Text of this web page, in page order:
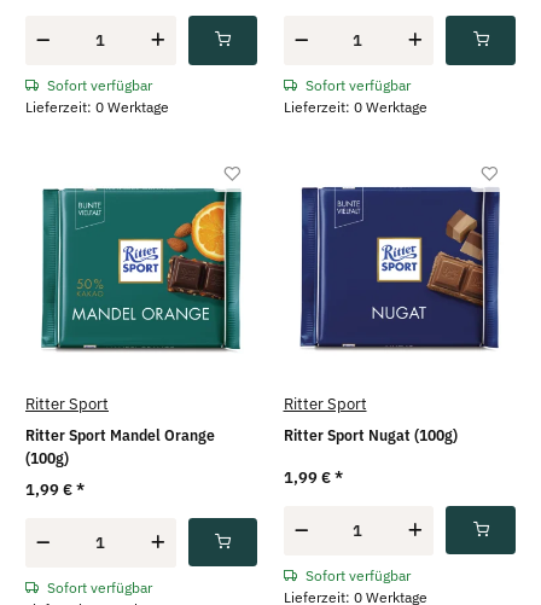
Sofort verfügbar
Lieferzeit: 0 Werktage
Sofort verfügbar
Lieferzeit: 0 Werktage
Ritter Sport
Ritter Sport Mandel Orange
(100g)
1,99 €*
Sofort verfügbar
Ritter Sport
Ritter Sport Nugat (100g)
1,99 €*
Sofort verfügbar
Lieferzeit: 0 Werktage